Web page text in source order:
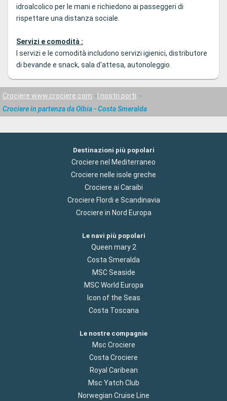
idroalcolico per le mani e richiedono ai passeggeri di
rispettare una distanza sociale.
Servizi e comodità :
I servizi e le comodità includono servizi igienici, distributore
di bevande e snack, sala d'attesa, autonoleggio.
Crociere www.crociere.com
I nostri porti
Crociere in partenza da Olbia - Costa Smeralda
Destinazioni più popolari
Crociere nel Mediterraneo
Crociere nelle isole greche
Crociere ai Caraibi
Crociere Flordi e Scandinavia
Crociere in Nord Europa
Le navi più popolari
Queen mary 2
Costa Smeralda
MSC Seaside
MSC World Europa
Icon of the Seas
Costa Toscana
Le nostre compagnie
Msc Crociere
Costa Crociere
Royal Caribean
Msc Yatch Club
Norwegian Cruise Line